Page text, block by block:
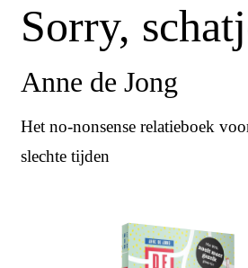
Sorry,
Anne de Jong
Het no-nonsense relatieboek
slechte tijden